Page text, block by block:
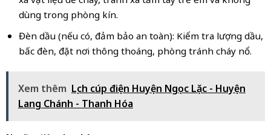
dùng trong phòng kín.
Đèn dầu (nếu có, đảm bảo an toàn): Kiểm tra lượng dầu,
bấc đèn, đặt nơi thông thoáng, phòng tránh cháy nổ.
Xem thêm Lịch cúp điện Huyện Ngọc Lặc - Huyện
Lang Chánh - Thanh Hóa